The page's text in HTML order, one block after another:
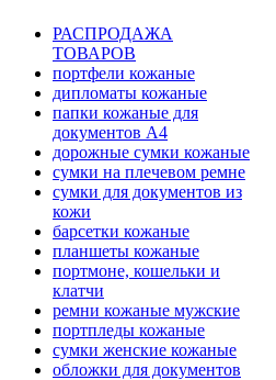
РАСПРОДАЖА
ТОВАРОВ
портфели кожаные
дипломаты кожаные
папки кожаные для
документов А4
дорожные сумки кожаные
сумки на плечевом ремне
сумки для документов из
кожи
барсетки кожаные
планшеты кожаные
портмоне, кошельки и
клатчи
ремни кожаные мужские
портпледы кожаные
сумки женские кожаные
обложки для документов